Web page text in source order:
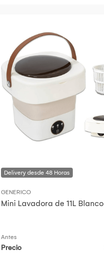
GENERICO
Mini Lavadora de 11L Blanco
Antes
Precio